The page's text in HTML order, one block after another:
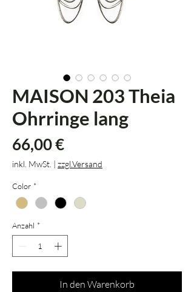
MAISON 203 Theia
Ohrringe lang
66,00 €Preis
inkl. MwSt. | zzgl.Versand
Color *
Anzahl *
In den Warenkorb